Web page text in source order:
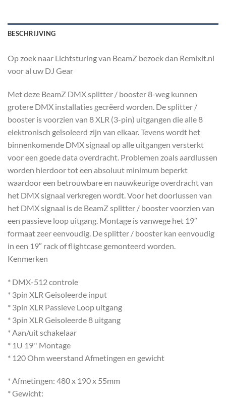
BESCHRIJVING
Op zoek naar Lichtsturing van BeamZ bezoek dan Remixit.nl
voor al uw DJ Gear
Met deze BeamZ DMX splitter / booster 8-weg kunnen
grotere DMX installaties gecrëerd worden. De splitter /
booster is voorzien van 8 XLR (3-pin) uitgangen die alle 8
elektronisch geïsoleerd zijn van elkaar. Tevens wordt het
binnenkomende DMX signaal op alle uitgangen versterkt
voor een goede data overdracht. Problemen zoals aardlussen
worden hierdoor tot een absoluut minimum beperkt
waardoor een betrouwbare en nauwkeurige overdracht van
het DMX signaal verkregen wordt. Voor het doorlussen van
het DMX signaal is de BeamZ splitter / booster voorzien van
een passieve loop uitgang. Montage is vanwege het 19″
formaat zeer eenvoudig. De splitter / booster kan eenvoudig
in een 19″ rack of flightcase gemonteerd worden.
Kenmerken
* DMX-512 controle
* 3pin XLR Geisoleerde input
* 3pin XLR Passieve Loop uitgang
* 3pin XLR Geisoleerde 8 uitgang
* Aan/uit schakelaar
* 1U 19'' Montage
* 120 Ohm weerstand Afmetingen en gewicht
* Afmetingen: 480 x 190 x 55mm
* Gewicht: